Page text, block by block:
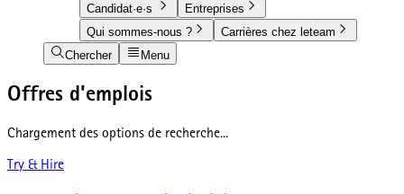
Candidat·e·s
Entreprises
Qui sommes-nous ?
Carrières chez leteam
Chercher
Menu
Offres d'emplois
Chargement des options de recherche...
Try & Hire